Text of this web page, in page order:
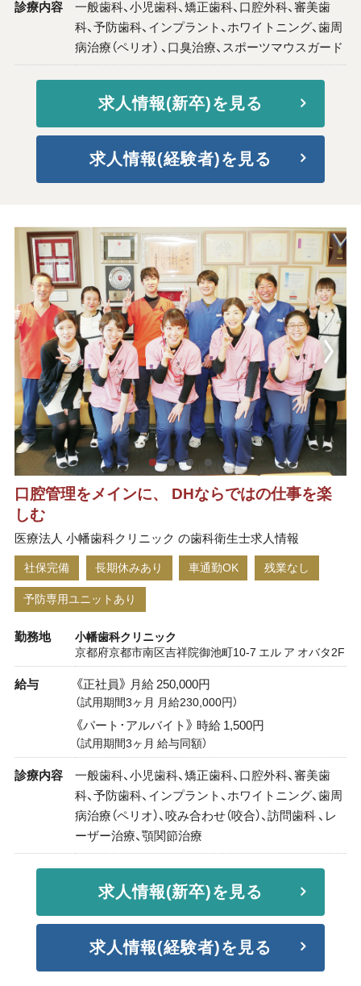
診療内容
一般歯科、小児歯科、矯正歯科、口腔外科、審美歯
科、予防歯科、インプラント、ホワイトニング、歯周
病治療（ペリオ） 、口臭治療、スポーツマウスガード
求人情報(新卒)を見る
求人情報(経験者)を見る
口腔管理をメインに、 DHならではの仕事を楽
しむ
医療法人 小幡歯科クリニック の歯科衛生士求人情報
社保完備 長期休みあり 車通勤OK 残業なし
予防専用ユニットあり
勤務地 小幡歯科クリニック
京都府京都市南区吉祥院御池町10-7 エル ア オバタ2F
給与 《正社員》 月給 250,000円
（試用期間3ヶ月 月給230,000円）
《パート･アルバイト》 時給 1,500円
（試用期間3ヶ月 給与同額）
診療内容
一般歯科、小児歯科、矯正歯科、口腔外科、審美歯
科、予防歯科、インプラント、ホワイトニング、歯周
病治療（ペリオ）、咬み合わせ（咬合）、訪問歯科 、レ
ーザー治療、顎関節治療
求人情報(新卒)を見る
求人情報(経験者)を見る